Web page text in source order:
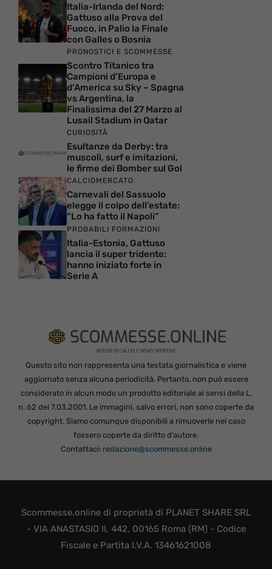
Italia-Irlanda del Nord:
Gattuso alla Prova del
Fuoco, in Palio la Finale
con Galles o Bosnia
PRONOSTICI E SCOMMESSE
Scontro Titanico tra
Campioni d’Europa e
d’America su Sky – Spagna
vs Argentina, la
Finalissima del 27 Marzo al
Lusail Stadium in Qatar
CURIOSITÀ
Esultanze da Derby: tra
muscoli, surf e imitazioni,
le firme dei Bomber sul Gol
CALCIOMERCATO
Carnevali del Sassuolo
elegge il colpo dell’estate:
“Lo ha fatto il Napoli”
PROBABILI FORMAZIONI
Italia-Estonia, Gattuso
lancia il super tridente:
hanno iniziato forte in
Serie A
Questo sito non rappresenta una testata giornalistica e viene
aggiornato senza alcuna periodicità. Pertanto, non può essere
considerato in alcun modo un prodotto editoriale ai sensi della L.
n. 62 del 7.03.2001. Le immagini, salvo errori, non sono coperte da
copyright. Siamo comunque disponibili a rimuoverle nel caso
fossero coperte da diritto d’autore.
Contattaci: redazione@scommesse.online
Scommesse.online di proprietà di PLANET SHARE SRL
- VIA ANASTASIO II, 442, 00165 Roma (RM) - Codice
Fiscale e Partita I.V.A. 13461621008